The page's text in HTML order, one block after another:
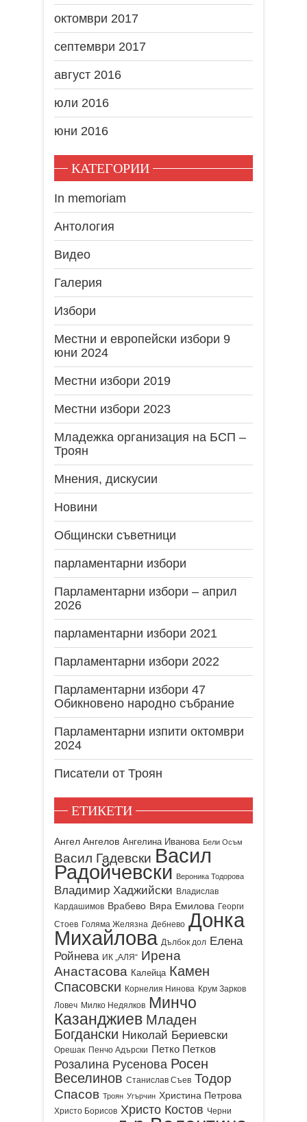
октомври 2017
септември 2017
август 2016
юли 2016
юни 2016
КАТЕГОРИИ
In memoriam
Антология
Видео
Галерия
Избори
Местни и европейски избори 9
юни 2024
Местни избори 2019
Местни избори 2023
Младежка организация на БСП –
Троян
Мнения, дискусии
Новини
Общински съветници
парламентарни избори
Парламентарни избори – април
2026
парламентарни избори 2021
Парламентарни избори 2022
Парламентарни избори 47
Обикновено народно събрание
Парламентарни изпити октомври
2024
Писатели от Троян
ЕТИКЕТИ
Ангел Ангелов Ангелина Иванова Бели Осъм
Васил Гадевски Васил
Радойчевски Вероника Тодорова
Владимир Хаджийски Владислав
Кардашимов Врабево Вяра Емилова Георги
Стоев Голяма Желязна Дебнево Донка
Михайлова Дълбок дол Елена
Ройнева ИК „АЛЯ“ Ирена
Анастасова Калейца Камен
Спасовски Корнелия Нинова Крум Зарков
Ловеч Милко Недялков Минчо
Казанджиев Младен
Богдански Николай Бериевски
Орешак Пенчо Адърски Петко Петков
Розалина Русенова Росен
Веселинов Станислав Съев Тодор
Спасов Троян Угърчин Христина Петрова
Христо Борисов Христо Костов Черни